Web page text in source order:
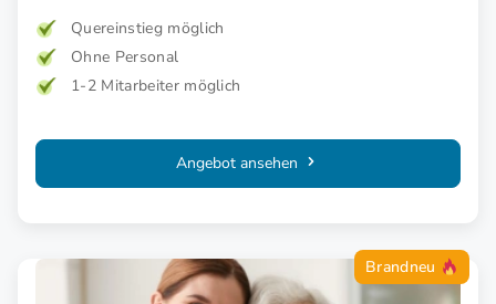
Quereinstieg möglich
Ohne Personal
1-2 Mitarbeiter möglich
Angebot ansehen
Brandneu